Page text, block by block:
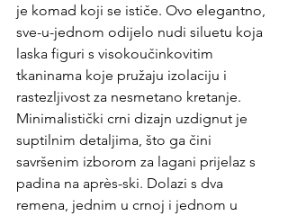
je komad koji se ističe. Ovo elegantno,
sve-u-jednom odijelo nudi siluetu koja
laska figuri s visokoučinkovitim
tkaninama koje pružaju izolaciju i
rastezljivost za nesmetano kretanje.
Minimalistički crni dizajn uzdignut je
suptilnim detaljima, što ga čini
savršenim izborom za lagani prijelaz s
padina na après-ski. Dolazi s dva
remena, jednim u crnoj i jednom u